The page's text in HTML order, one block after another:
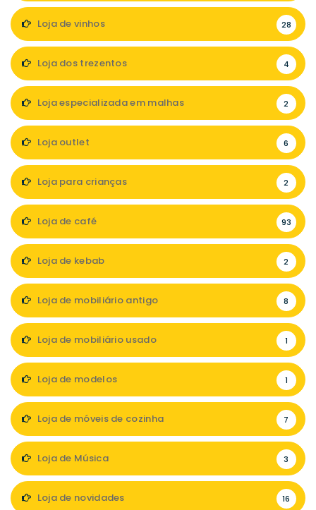
Loja de vinhos 28
Loja dos trezentos 4
Loja especializada em malhas 2
Loja outlet 6
Loja para crianças 2
Loja de café 93
Loja de kebab 2
Loja de mobiliário antigo 8
Loja de mobiliário usado 1
Loja de modelos 1
Loja de móveis de cozinha 7
Loja de Música 3
Loja de novidades 16